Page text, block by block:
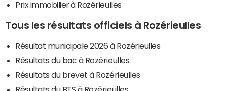
Prix immobilier à Rozérieulles
Tous les résultats officiels à Rozérieulles
Résultat municipale 2026 à Rozérieulles
Résultats du bac à Rozérieulles
Résultats du brevet à Rozérieulles